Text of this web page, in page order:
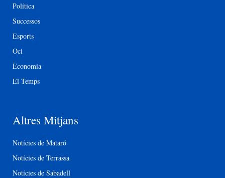
Política
Successos
Esports
Oci
Economia
El Temps
Altres Mitjans
Notícies de Mataró
Notícies de Terrassa
Notícies de Sabadell